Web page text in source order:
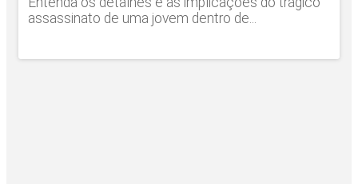
assassinato de uma jovem dentro de...